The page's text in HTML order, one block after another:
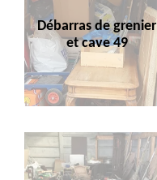
Débarras de grenier
et cave 49